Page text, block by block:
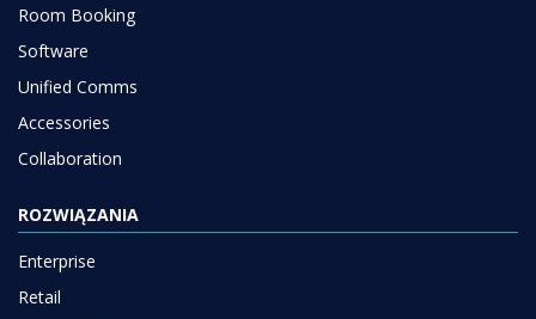
Room Booking
Software
Unified Comms
Accessories
Collaboration
ROZWIĄZANIA
Enterprise
Retail